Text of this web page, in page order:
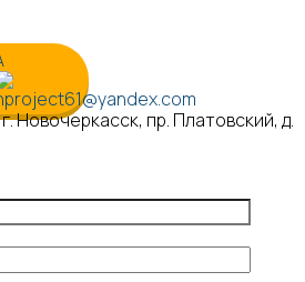
Новочеркасск, пр. Платовский, д.